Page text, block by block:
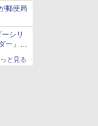
郵便局
だけの
シリ
ー」を
た超大
と見る